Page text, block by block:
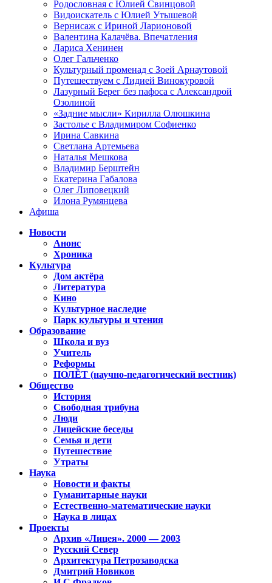
Родословная с Юлией Свинцовой
Видоискатель с Юлией Утышевой
Вернисаж с Ириной Ларионовой
Валентина Калачёва. Впечатления
Лариса Хенинен
Олег Гальченко
Культурный променад с Зоей Арнаутовой
Путешествуем с Лидией Винокуровой
Лазурный Берег без пафоса с Александрой
Озолиной
«Задние мысли» Кирилла Олюшкина
Застолье с Владимиром Софиенко
Ирина Савкина
Светлана Артемьева
Наталья Мешкова
Владимир Берштейн
Екатерина Габалова
Олег Липовецкий
Илона Румянцева
Афиша
Новости
Анонс
Хроника
Культура
Дом актёра
Литература
Кино
Культурное наследие
Парк культуры и чтения
Образование
Школа и вуз
Учитель
Реформы
ПОЛЁТ (научно-педагогический вестник)
Общество
История
Свободная трибуна
Люди
Лицейские беседы
Семья и дети
Путешествие
Утраты
Наука
Новости и факты
Гуманитарные науки
Естественно-математические науки
Наука в лицах
Проекты
Архив «Лицея». 2000 — 2003
Русский Север
Архитектура Петрозаводска
Дмитрий Новиков